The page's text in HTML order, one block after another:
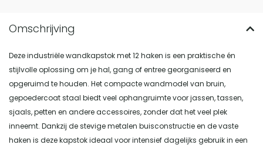
Deze industriële wandkapstok met 12 haken is een praktische én
stijlvolle oplossing om je hal, gang of entree georganiseerd en
opgeruimd te houden. Het compacte wandmodel van bruin,
gepoedercoat staal biedt veel ophangruimte voor jassen, tassen,
sjaals, petten en andere accessoires, zonder dat het veel plek
inneemt. Dankzij de stevige metalen buisconstructie en de vaste
haken is deze kapstok ideaal voor intensief dagelijks gebruik in een